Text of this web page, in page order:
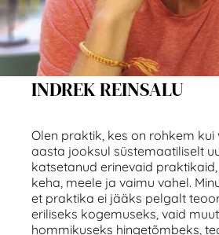
INDREK REINSALU
Olen praktik, kes on rohkem kui
aasta jooksul süstemaatiliselt
katsetanud erinevaid
keha, meele ja vaimu vahel.
et praktika ei jääks pelgalt
eriliseks kogemuseks, vaid
hommikuseks hingetõmbeks,